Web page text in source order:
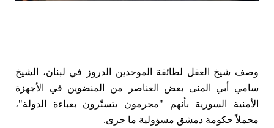
وصف شيخ العقل لطائفة الموحدين الدروز في لبنان، الشيخ
سامي أبي المنى بعض العناصر من المنضوين في الأجهزة
الأمنية السورية بأنهم "مجرمون يتستّرون بعباءة الدولة"،
محملاً حكومة دمشق مسؤولية ما جرى.